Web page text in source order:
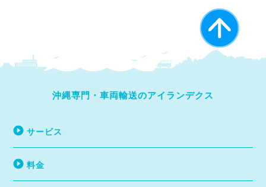
沖縄専門・車両輸送のアイランデクス
サービス
料金